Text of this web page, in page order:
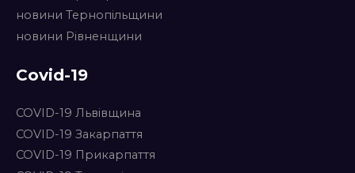
новини Тернопільщини
новини Рівненщини
Covid-19
COVID-19 Львівщина
COVID-19 Закарпаття
COVID-19 Прикарпаття